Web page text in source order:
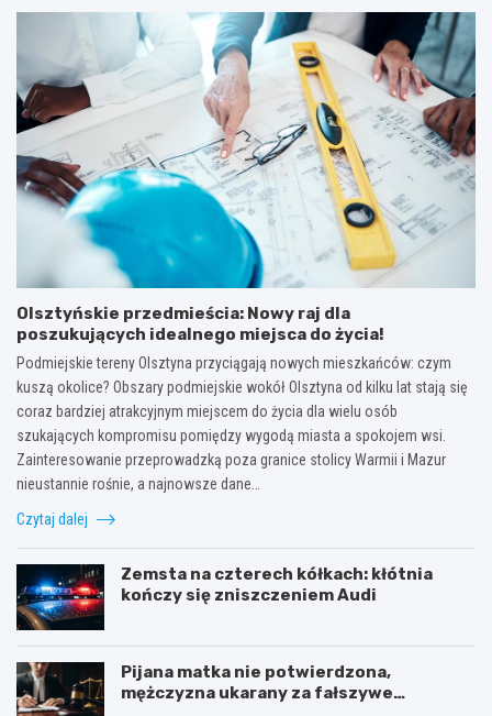
Olsztyńskie przedmieścia: Nowy raj dla
poszukujących idealnego miejsca do życia!
Podmiejskie tereny Olsztyna przyciągają nowych mieszkańców: czym
kuszą okolice? Obszary podmiejskie wokół Olsztyna od kilku lat stają się
coraz bardziej atrakcyjnym miejscem do życia dla wielu osób
szukających kompromisu pomiędzy wygodą miasta a spokojem wsi.
Zainteresowanie przeprowadzką poza granice stolicy Warmii i Mazur
nieustannie rośnie, a najnowsze dane…
Czytaj dalej
Zemsta na czterech kółkach: kłótnia
kończy się zniszczeniem Audi
Pijana matka nie potwierdzona,
mężczyzna ukarany za fałszywe